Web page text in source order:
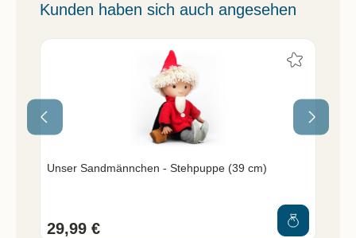
Kunden haben sich auch angesehen
Unser Sandmännchen - Stehpuppe (39 cm)
29,99 €